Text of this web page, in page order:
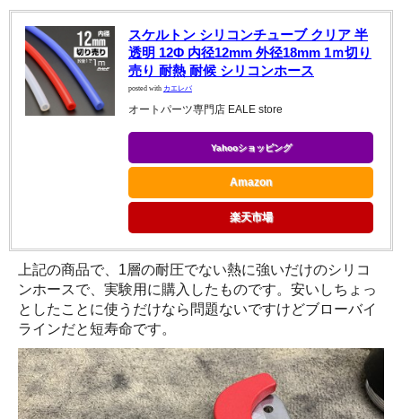
スケルトン シリコンチューブ クリア 半
透明 12Φ 内径12mm 外径18mm 1ｍ切り
売り 耐熱 耐候 シリコンホース
posted with カエレバ
オートパーツ専門店 EALE store
Yahooショッピング
Amazon
楽天市場
上記の商品で、1層の耐圧でない熱に強いだけのシリコ
ンホースで、実験用に購入したものです。安いしちょっ
としたことに使うだけなら問題ないですけどブローバイ
ラインだと短寿命です。